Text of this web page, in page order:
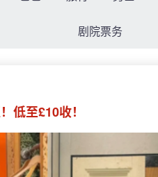
剧院票务
低至£10收！